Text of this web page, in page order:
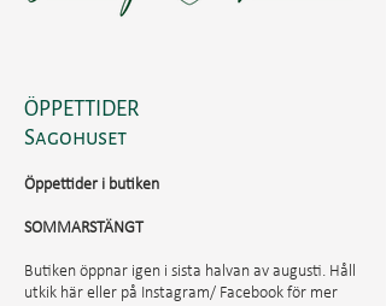
ÖPPETTIDER
Sagohuset
Öppettider​ i butiken
SOMMARSTÄNGT
Butiken öppnar igen i sista halvan av augusti. Håll
utkik här eller på Instagram/ Facebook för mer